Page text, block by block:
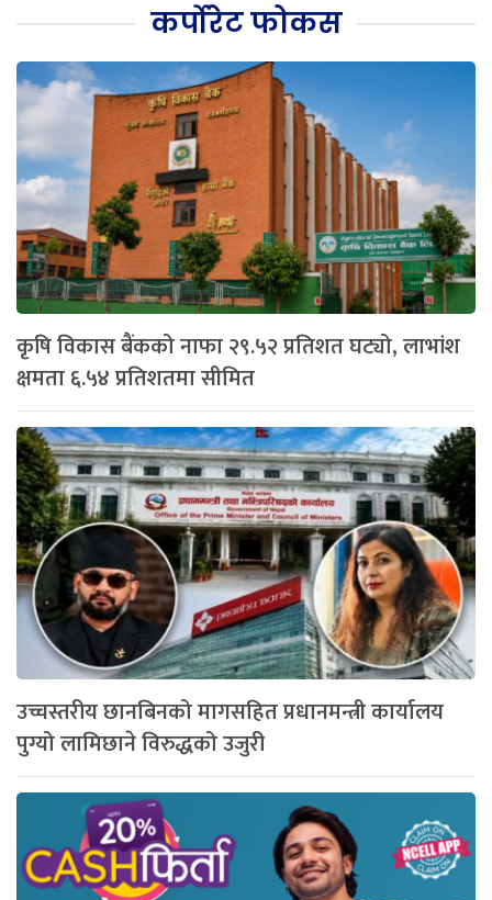
कर्पोरेट फोकस
कृषि विकास बैंकको नाफा २९.५२ प्रतिशत घट्यो, लाभांश
क्षमता ६.५४ प्रतिशतमा सीमित
उच्चस्तरीय छानबिनको मागसहित प्रधानमन्त्री कार्यालय
पुग्यो लामिछाने विरुद्धको उजुरी